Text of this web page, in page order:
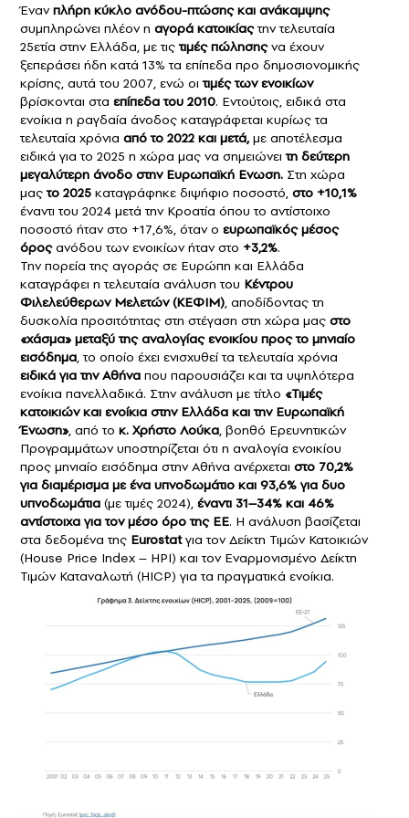
Ένανπλήρη κύκλο ανόδου-πτώσης και ανάκαμψης
συμπληρώνει πλέον η αγορά κατοικίαςτην τελευταία
25ετία στην Ελλάδα, με τιςτιμές πώλησηςνα έχουν
ξεπεράσει ήδη κατά 13% τα επίπεδα προ δημοσιονομικής
κρίσης, αυτά του 2007, ενώ οιτιμές των ενοικίων
βρίσκονται στα επίπεδα του 2010. Εντούτοις, ειδικά στα
ενοίκια η ραγδαία άνοδος καταγράφεται κυρίως τα
τελευταία χρόνια από το 2022 και μετά,με αποτέλεσμα
ειδικά για το 2025 η χώρα μας να σημειώνειτη δεύτερη
μεγαλύτερη άνοδο στην Ευρωπαϊκή Ενωση. Στη χώρα
μαςτο 2025 καταγράφηκε διψήφιο ποσοστό, στο +10,1%
έναντι του 2024 μετά την Κροατία όπου το αντίστοιχο
ποσοστό ήταν στο +17,6%, όταν ο ευρωπαϊκός μέσος
όροςανόδου των ενοικίων ήταν στο +3,2%.
Την πορεία της αγοράς σε Ευρώπη και Ελλάδα
καταγράφει η τελευταία ανάλυση του Κέντρου
Φιλελεύθερων Μελετών(ΚΕΦΙΜ), αποδίδοντας τη
δυσκολία προσιτότητας στη στέγαση στη χώρα μας στο
«χάσμα» μεταξύ της αναλογίας ενοικίου προς το μηνιαίο
εισόδημα, το οποίο έχει ενισχυθεί τα τελευταία χρόνια
ειδικά για την Αθήνα που παρουσιάζει και τα υψηλότερα
ενοίκια πανελλαδικά. Στην ανάλυση με τίτλο «Τιμές
κατοικιών και ενοίκια στην Ελλάδα και την Ευρωπαϊκή
Ένωση», από το κ. Χρήστο Λούκα, βοηθό Ερευνητικών
Προγραμμάτων υποστηρίζεται ότι η αναλογία ενοικίου
προς μηνιαίο εισόδημα στην Αθήνα ανέρχεται στο 70,2%
για διαμέρισμα με ένα υπνοδωμάτιο και 93,6% για δυο
υπνοδωμάτια (με τιμές 2024), έναντι 31–34% και 46%
αντίστοιχα για τον μέσο όρο της ΕΕ. Η ανάλυση βασίζεται
στα δεδομένα της Eurostatγια τον Δείκτη Τιμών Κατοικιών
(House Price Index – HPI) και τον Εναρμονισμένο Δείκτη
Τιμών Καταναλωτή (HICP) για τα πραγματικά ενοίκια.